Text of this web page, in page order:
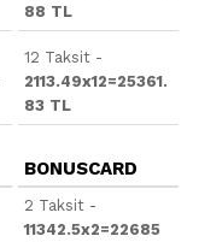
88 TL
12 Taksit -
2113.49x12=25361.
83 TL
BONUSCARD
2 Taksit -
11342.5x2=22685